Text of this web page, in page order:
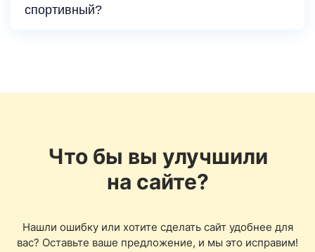
спортивный?
Что бы вы улучшили
на сайте?
Нашли ошибку или хотите сделать сайт удобнее для
вас? Оставьте ваше предложение, и мы это исправим!